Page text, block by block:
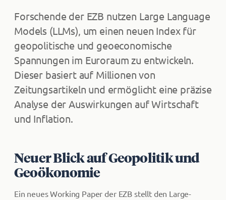
Forschende der EZB nutzen Large Language
Models (LLMs), um einen neuen Index für
geopolitische und geoeconomische
Spannungen im Euroraum zu entwickeln.
Dieser basiert auf Millionen von
Zeitungsartikeln und ermöglicht eine präzise
Analyse der Auswirkungen auf Wirtschaft
und Inflation.
Neuer Blick auf Geopolitik und
Geoökonomie
Ein neues Working Paper der EZB stellt den Large-